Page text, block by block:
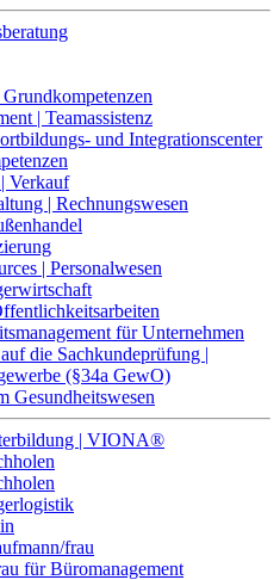
| Teamassistenz
und Integrationscenter
Verkauf
| Rechnungswesen
| Personalwesen
für Unternehmen
die Sachkundeprüfung |
(§34a GewO)
Gesundheitswesen
| VIONA®
frau
für Büromanagement